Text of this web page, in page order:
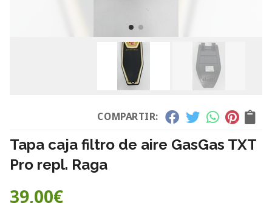
COMPARTIR:
Tapa caja filtro de aire GasGas TXT
Pro repl. Raga
39,00€